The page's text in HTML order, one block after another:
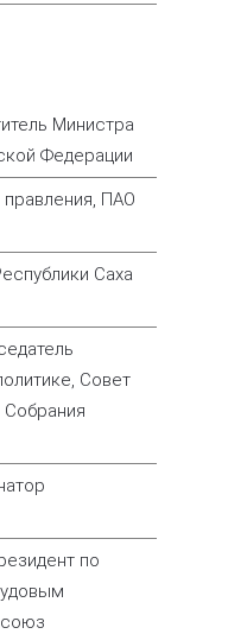
Министра
Федерации
правления, ПАО
Саха
Совет
по